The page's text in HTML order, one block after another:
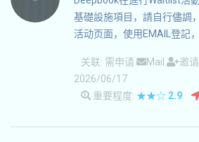
基礎設施項目，請自行儘調
活动页面，使用EMAIL登記
关联: 需申请 Mail 邀请
2026/06/17
重要程度: ★★☆ 2.9